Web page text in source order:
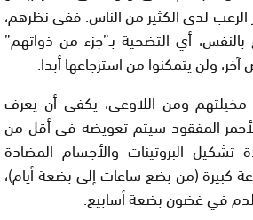
الرعب لدى الكثير من الناس. ففي نظرهم،
بالنفس، أي التضحية بـ”جزء من ذواتهم”
ولن يتمكنوا من استرجاعها أبدا.
ومن اللاوعي، يكفي أن يعرف
المفقود سيتم تعويضه في أقل من
تشكيل البروتينات والأجسام المضادة
كبيرة (من بضع ساعات إلى بضعة أيام)،
الدم في غضون بضعة أسابيع.